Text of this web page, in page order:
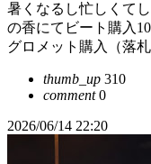
暑くなるし忙しくて
の香にてビート購入
グロメット購入（落
thumb_up 310
comment0
2026/06/14 22:20